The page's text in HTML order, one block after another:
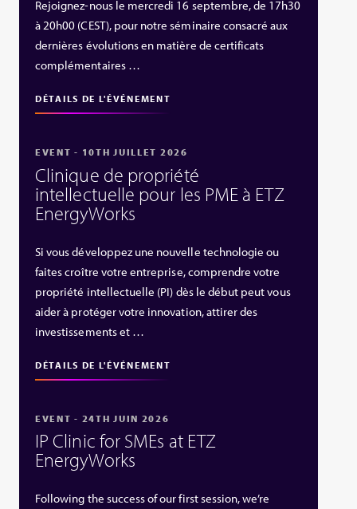
Rejoignez-nous le mercredi 16 septembre, de 17h30
à 20h00 (CEST), pour notre séminaire consacré aux
dernières évolutions en matière de certificats
complémentaires …
DÉTAILS DE L'ÉVÉNEMENT
EVENT - 10TH JUILLET 2026
Clinique de propriété
intellectuelle pour les PME à ETZ
EnergyWorks
Si vous développez une nouvelle technologie ou
faites croître votre entreprise, comprendre votre
propriété intellectuelle (PI) dès le début peut vous
aider à protéger votre innovation, attirer des
investissements et …
DÉTAILS DE L'ÉVÉNEMENT
EVENT - 24TH JUIN 2026
IP Clinic for SMEs at ETZ
EnergyWorks
Following the success of our first session, we’re